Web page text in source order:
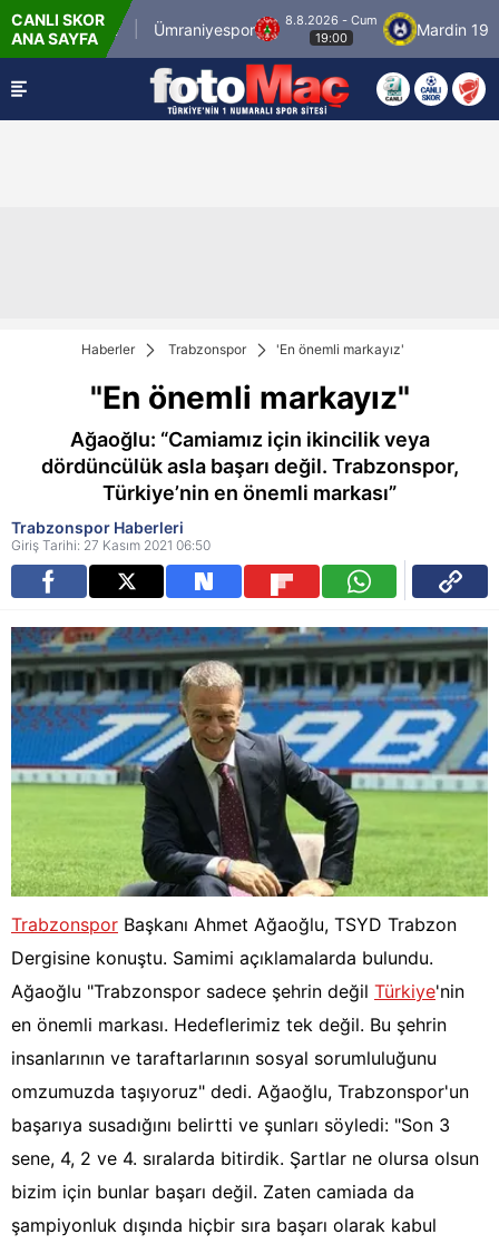
CANLI SKOR
ANA SAYFA
İstanbulspor Ümraniyespor
8.8.2026 - Cum
19:00
Mardin 1969
Haberler Trabzonspor 'En önemli markayız'
"En önemli markayız"
Ağaoğlu: “Camiamız için ikincilik veya
dördüncülük asla başarı değil. Trabzonspor,
Türkiye’nin en önemli markası”
Trabzonspor Haberleri
Giriş Tarihi: 27 Kasım 2021 06:50
Trabzonspor Başkanı Ahmet Ağaoğlu, TSYD Trabzon
Dergisine konuştu. Samimi açıklamalarda bulundu.
Ağaoğlu "Trabzonspor sadece şehrin değil Türkiye'nin
en önemli markası. Hedeflerimiz tek değil. Bu şehrin
insanlarının ve taraftarlarının sosyal sorumluluğunu
omzumuzda taşıyoruz" dedi. Ağaoğlu, Trabzonspor'un
başarıya susadığını belirtti ve şunları söyledi: "Son 3
sene, 4, 2 ve 4. sıralarda bitirdik. Şartlar ne olursa olsun
bizim için bunlar başarı değil. Zaten camiada da
şampiyonluk dışında hiçbir sıra başarı olarak kabul